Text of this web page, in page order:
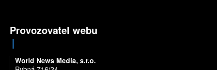
Provozovatel webu
World News Media, s.r.o.